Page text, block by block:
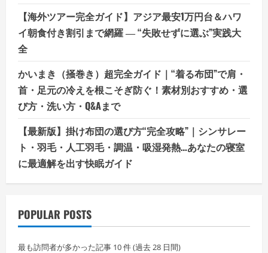
【海外ツアー完全ガイド】アジア最安1万円台＆ハワ
イ朝食付き割引まで網羅 ― “失敗せずに選ぶ”実践大
全
かいまき（掻巻き）超完全ガイド｜“着る布団”で肩・
首・足元の冷えを根こそぎ防ぐ！素材別おすすめ・選
び方・洗い方・Q&Aまで
【最新版】掛け布団の選び方“完全攻略”｜シンサレー
ト・羽毛・人工羽毛・調温・吸湿発熱…あなたの寝室
に最適解を出す快眠ガイド
POPULAR POSTS
最も訪問者が多かった記事 10 件 (過去 28 日間)